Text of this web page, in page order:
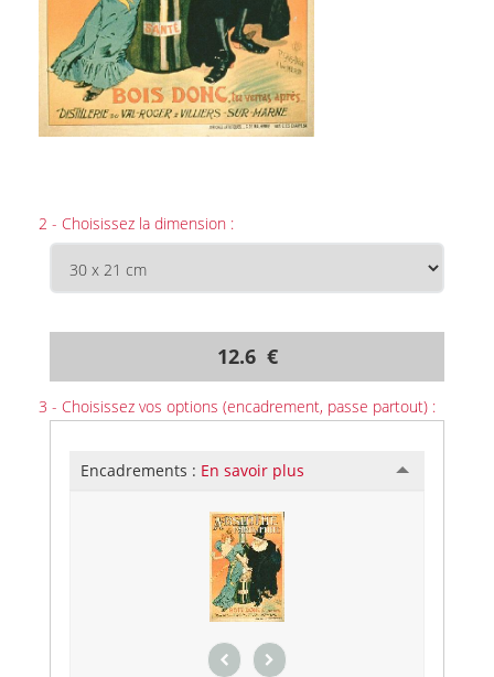
2 - Choisissez la dimension :
12.6 €
3 - Choisissez vos options (encadrement, passe partout) :
Encadrements : En savoir plus